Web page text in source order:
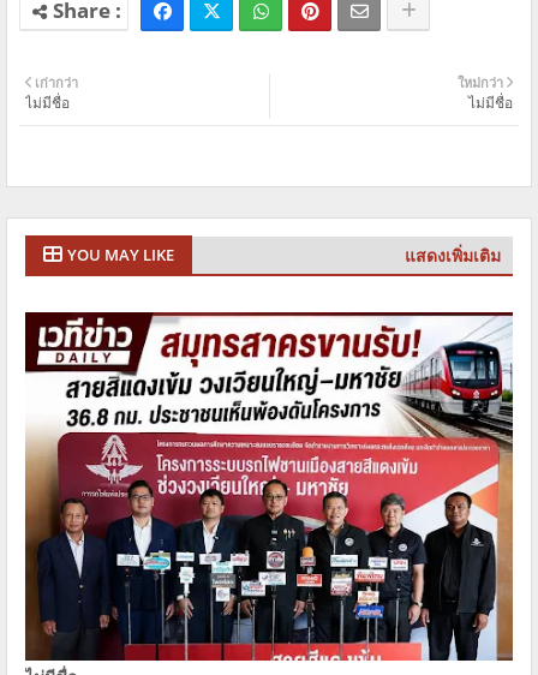
ใหม่กว่า
ไม่มีชื่อ
เก่ากว่า
ไม่มีชื่อ
YOU MAY LIKE แสดงเพิ่มเติม